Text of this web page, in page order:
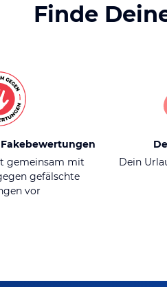
Finde
gemeinsam mit
gefälschte
vor
Dein